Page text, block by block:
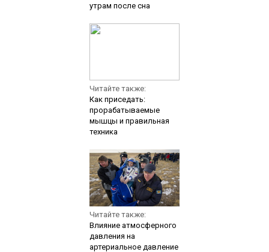
утрам после сна
Читайте также:
Как приседать:
прорабатываемые
мышцы и правильная
техника
Читайте также:
Влияние атмосферного
давления на
артериальное давление